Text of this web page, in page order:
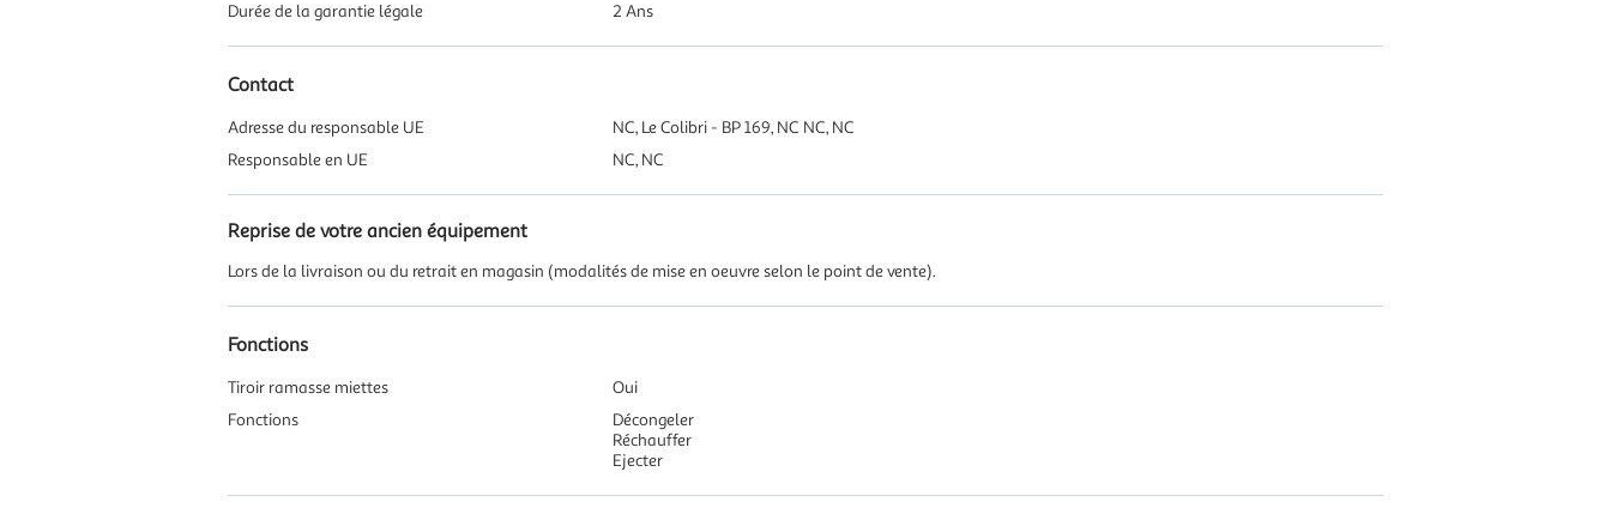
Durée de la garantie légale
2 Ans
Contact
Adresse du responsable UE
NC, Le Colibri - BP 169, NC NC, NC
Responsable en UE
NC, NC
Reprise de votre ancien équipement
Lors de la livraison ou du retrait en magasin (modalités de mise en oeuvre selon le point de vente).
Fonctions
Tiroir ramasse miettes
Oui
Fonctions
Décongeler
Réchauffer
Ejecter